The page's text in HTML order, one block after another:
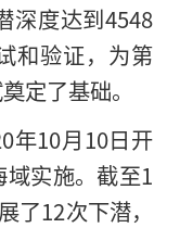
深度达到4548
和验证，为第
定了基础。
年10月10日开
实施。截至1
12次下潜，